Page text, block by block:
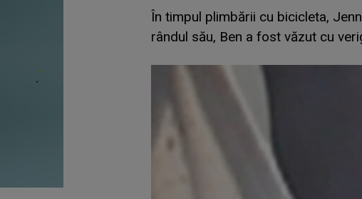
În timpul plimbării cu bicicleta,
rândul său, Ben a fost văzut cu